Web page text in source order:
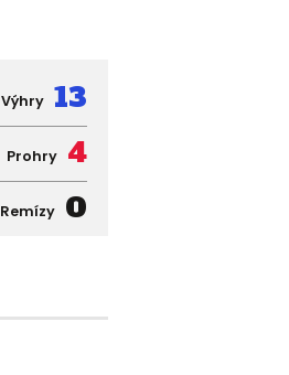
Výhry 13
Prohry 4
Remízy 0